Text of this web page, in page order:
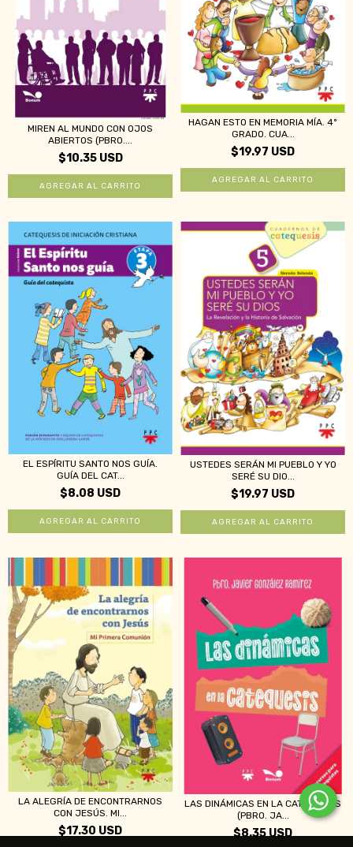
MIREN AL MUNDO CON OJOS
ABIERTOS (PBRO....
$10.35 USD
HAGAN ESTO EN MEMORIA MÍA. 4º
GRADO. CUA...
$19.97 USD
EL ESPÍRITU SANTO NOS GUÍA.
GUÍA DEL CAT...
$8.08 USD
USTEDES SERÁN MI PUEBLO Y YO
SERÉ SU DIO...
$19.97 USD
LA ALEGRÍA DE ENCONTRARNOS
CON JESÚS. MI...
$17.30 USD
LAS DINÁMICAS EN LA CATEQUESIS
(PBRO. JA...
$8.35 USD